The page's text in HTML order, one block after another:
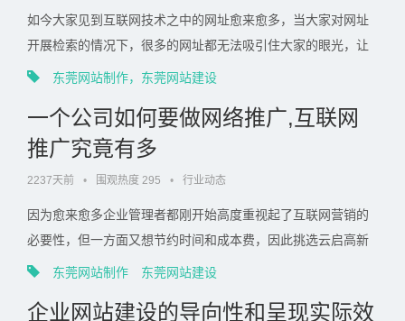
如今大家见到互联网技术之中的网址愈来愈多，当大家对网址
开展检索的情况下，很多的网址都无法吸引住大家的眼光，让
我们留有刻骨铭心的印像，大家依据互联网之中的这类现况， .
东莞网站制作，东莞网站建设
一个公司如何要做网络推广,互联网
推广究竟有多
2237天前 • 围观热度 295 • 行业动态
因为愈来愈多企业管理者都刚开始高度重视起了互联网营销的
必要性，但一方面又想节约时间和成本费，因此挑选云启高新
科技互联网推广毫无疑问是好的一个挑选。 . . .
东莞网站制作 东莞网站建设
企业网站建设的导向性和呈现实际效